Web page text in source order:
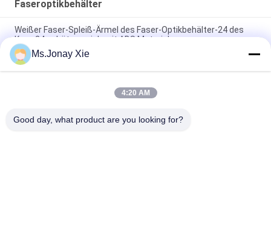
Faseroptikbehälter
Weißer Faser-Spleiß-Ärmel des Faser-Optikbehälter-24 des
Kern-24 schützen sich mit ABS Material
Graue Faser des Farbfaser-Management-Behälter-/Faser-
Optikspleiß-Behälter-24 des Kern-24
Spleiß-Ärmel schützen Faser-Grau-Farbe des Faser-
Ms.Jonay Xie
4:20 AM
Good day, what product are you looking for?